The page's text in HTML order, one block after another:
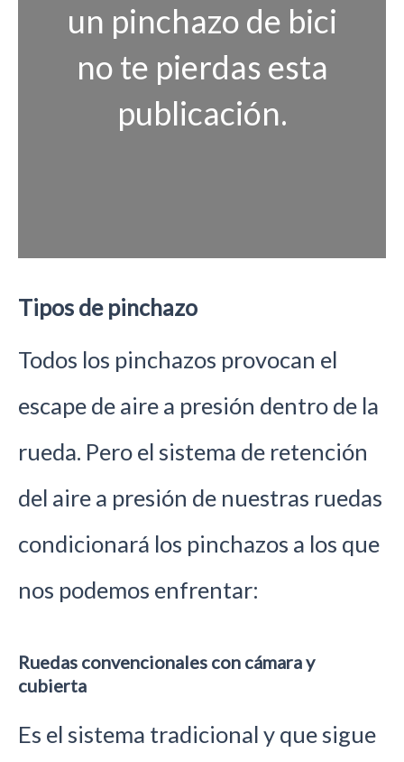
un pinchazo de bici
no te pierdas esta
publicación.
Tipos de pinchazo
Todos los pinchazos provocan el
escape de aire a presión dentro de la
rueda. Pero el sistema de retención
del aire a presión de nuestras ruedas
condicionará los pinchazos a los que
nos podemos enfrentar:
Ruedas convencionales con cámara y
cubierta
Es el sistema tradicional y que sigue